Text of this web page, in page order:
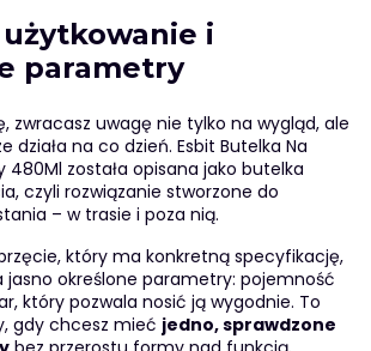
i
parametry
zwracasz uwagę nie tylko na wygląd, ale
działa na co dzień. Esbit Butelka Na
480Ml została opisana jako butelka
czyli rozwiązanie stworzone do
– w trasie i poza nią.
który ma konkretną specyfikację,
określone parametry: pojemność
który pozwala nosić ją wygodnie. To
gdy chcesz mieć jedno, sprawdzone